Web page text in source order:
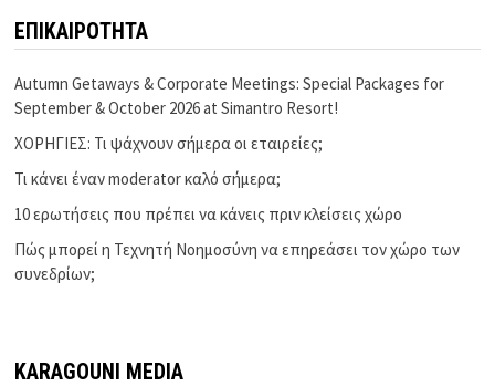
ΕΠΙΚΑΙΡΟΤΗΤΑ
Autumn Getaways & Corporate Meetings: Special Packages for
September & October 2026 at Simantro Resort!
ΧΟΡΗΓΙΕΣ: Τι ψάχνουν σήμερα οι εταιρείες;
Τι κάνει έναν moderator καλό σήμερα;
10 ερωτήσεις που πρέπει να κάνεις πριν κλείσεις χώρο
Πώς μπορεί η Τεχνητή Νοημοσύνη να επηρεάσει τον χώρο των
συνεδρίων;
KARAGOUNI MEDIA